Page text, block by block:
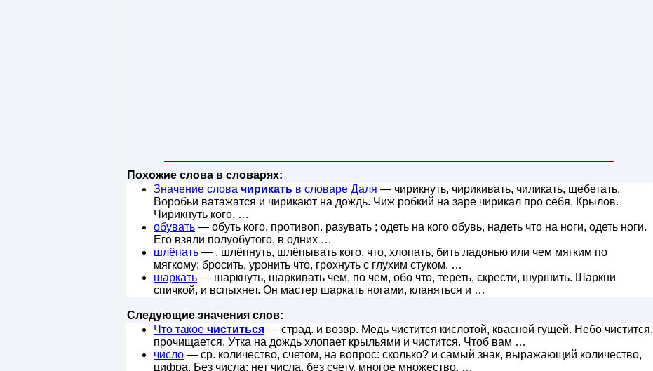
Похожие слова в словарях:
Значение слова чирикать в словаре Даля — чирикнуть, чирикивать, чиликать, щебетать.
Воробьи ватажатся и чирикают на дождь. Чиж робкий на заре чирикал про себя, Крылов.
Чирикнуть кого, …
обувать — обуть кого, противоп. разувать ; одеть на кого обувь, надеть что на ноги, одеть ноги.
Его взяли полуобутого, в одних …
шлёпать — , шлёпнуть, шлёпывать кого, что, хлопать, бить ладонью или чем мягким по
мягкому; бросить, уронить что, грохнуть с глухим стуком. …
шаркать — шаркнуть, шаркивать чем, по чем, обо что, тереть, скрести, шуршить. Шаркни
спичкой, и вспыхнет. Он мастер шаркать ногами, кланяться и …
Следующие значения слов:
Что такое чиститься — страд. и возвр. Медь чистится кислотой, квасной гущей. Небо чистится,
прочищается. Утка на дождь хлопает крыльями и чистится. Чтоб вам …
число — ср. количество, счетом, на вопрос: сколько? и самый знак, выражающий количество,
цифра. Без числа; нет числа, без счету, многое множество. …